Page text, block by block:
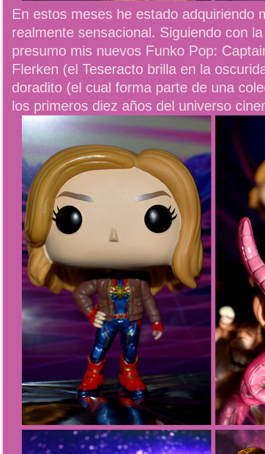
En estos meses he estado adquiriendo
realmente sensacional. Siguiendo con
presumo mis nuevos Funko Pop:
Flerken (el Teseracto brilla en la
doradito (el cual forma parte de una
los primeros diez años del universo